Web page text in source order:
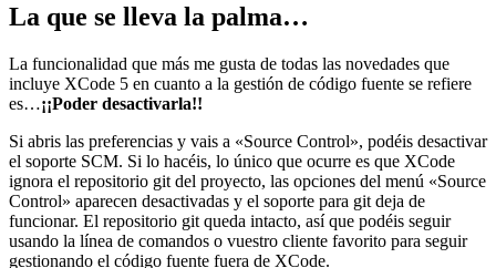
La que se lleva la palma…
La funcionalidad que más me gusta de todas las novedades que
incluye XCode 5 en cuanto a la gestión de código fuente se refiere
es…¡¡Poder desactivarla!!
Si abris las preferencias y vais a «Source Control», podéis desactivar
el soporte SCM. Si lo hacéis, lo único que ocurre es que XCode
ignora el repositorio git del proyecto, las opciones del menú «Source
Control» aparecen desactivadas y el soporte para git deja de
funcionar. El repositorio git queda intacto, así que podéis seguir
usando la línea de comandos o vuestro cliente favorito para seguir
gestionando el código fuente fuera de XCode.